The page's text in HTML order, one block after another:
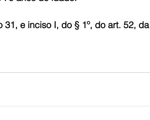
e inciso I, do § 1º, do art. 52, da